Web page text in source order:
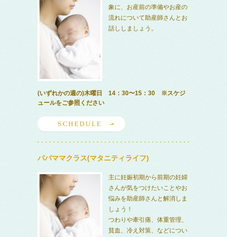
象に、お産前の準備やお産の
流れについて助産師さんとお
話ししましょう。
(いずれかの週の)木曜日 14：30〜15：30 ※スケジ
ュールをご参照ください
SCHEDULE
パパママクラス(マタニティライフ)
主に妊娠初期から前期の妊婦
さんが気をつけたいことやお
悩みを助産師さんと解消しま
しょう！
つわりや牽引痛、体重管理、
貧血、冷え対策、などについ